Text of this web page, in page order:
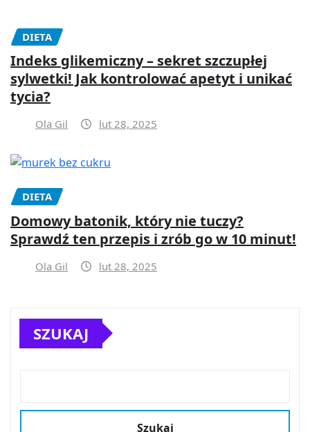
DIETA
Indeks glikemiczny – sekret szczupłej
sylwetki! Jak kontrolować apetyt i unikać
tycia?
Ola Gil lut 28, 2025
DIETA
Domowy batonik, który nie tuczy?
Sprawdź ten przepis i zrób go w 10 minut!
Ola Gil lut 28, 2025
SZUKAJ
Szukaj